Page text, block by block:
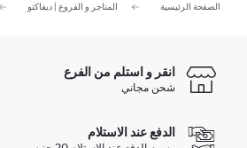
الصفحة الرئيسية المتاجر و الفروع | ديفاكتو
انقر و استلم من الفرع
شحن مجاني
الدفع عند الاستلام